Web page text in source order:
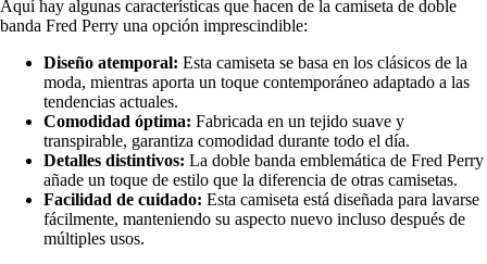
Aquí hay algunas características que hacen de la camiseta de doble
banda Fred Perry una opción imprescindible:
Diseño atemporal: Esta camiseta se basa en los clásicos de la
moda, mientras aporta un toque contemporáneo adaptado a las
tendencias actuales.
Comodidad óptima: Fabricada en un tejido suave y
transpirable, garantiza comodidad durante todo el día.
Detalles distintivos: La doble banda emblemática de Fred Perry
añade un toque de estilo que la diferencia de otras camisetas.
Facilidad de cuidado: Esta camiseta está diseñada para lavarse
fácilmente, manteniendo su aspecto nuevo incluso después de
múltiples usos.